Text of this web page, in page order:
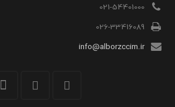
021-54401000
026-33416089
info@alborzccim.ir